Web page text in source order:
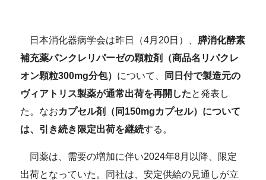
日本消化器病学会は昨日（4月20日）、 膵消化酵素
補充薬パンクレリパーゼの顆粒剤（商品名リパクレ
オン顆粒300mg分包） について、
同日付で製造元の
ヴィアトリス製薬が通常出荷を再開したと発表し
た。なおカプセル剤（同150mgカプセル）について
は、引き続き限定出荷を継続する。
同薬は、需要の増加に伴い2024年8月以降、限定
出荷となっていた。同社は、安定供給の見通しが立